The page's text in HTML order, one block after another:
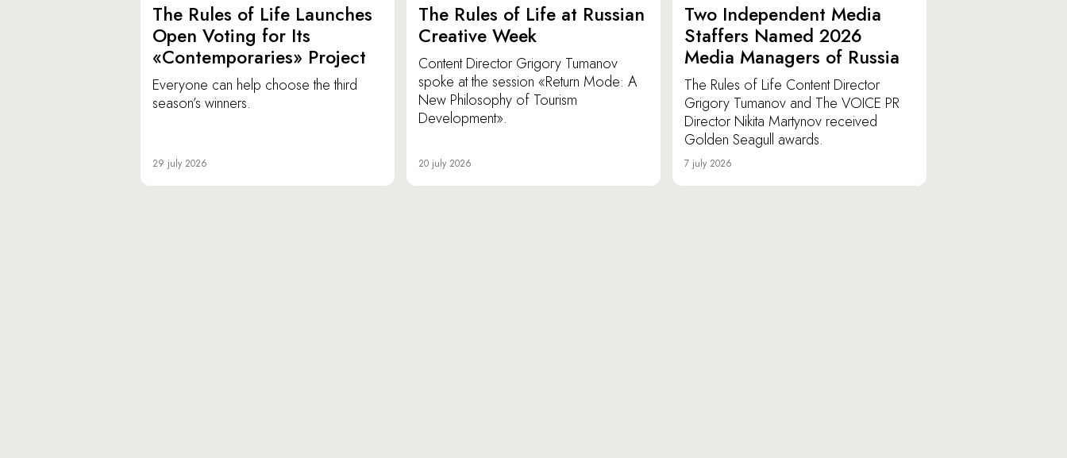
The Rules of Life Launches
Open Voting for Its
«Contemporaries» Project
Everyone can help choose the third
season’s winners.
29 july 2026
The Rules of Life at Russian
Creative Week
Content Director Grigory Tumanov
spoke at the session «Return Mode: A
New Philosophy of Tourism
Development».
20 july 2026
Two Independent Media
Staffers Named 2026
Media Managers of Russia
The Rules of Life Content Director
Grigory Tumanov and The VOICE PR
Director Nikita Martynov received
Golden Seagull awards.
7 july 2026